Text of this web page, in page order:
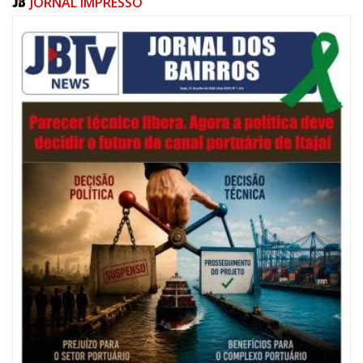
de arrecadação com os combustíveis, energia elétrica, telecomunicações
arrecadação de ICMS em SC no bimestre. No último ano, 42% da
arrecadação estadual foi garantida pelos quatro setores.
06/08/2026 | 07:00
Festival de Pesca de Praia vai celebrar o aniversário de Navegantes
ITAJAÍ